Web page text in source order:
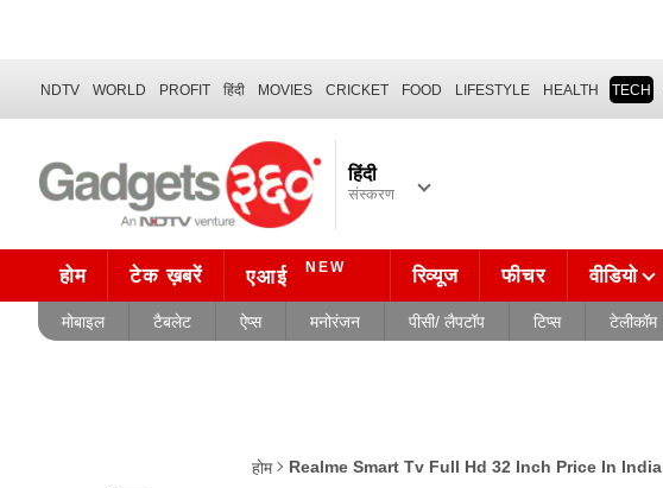
NDTV WORLD PROFIT हिंदी MOVIES CRICKET FOOD LIFESTYLE HEALTH TECH
हिंदी
संस्करण
होम टेक ख़बरें एआई NEW रिव्यूज फीचर वीडियो
मोबाइल टैबलेट ऐप्स मनोरंजन पीसी/ लैपटॉप टिप्स टेलीकॉम
होम Realme Smart Tv Full Hd 32 Inch Price In India